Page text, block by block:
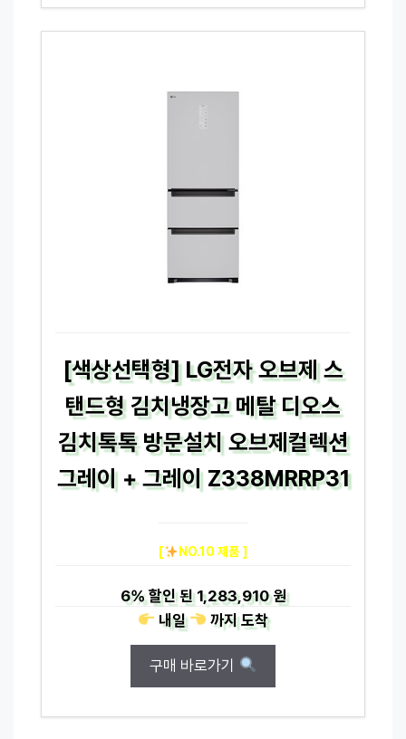
[색상선택형] LG전자 오브제 스
탠드형 김치냉장고 메탈 디오스
김치톡톡 방문설치 오브제컬렉션
그레이 + 그레이 Z338MRRP31
[ NO.10 제품 ]
6%할인 된1,283,910 원
내일
까지도착
구매 바로가기